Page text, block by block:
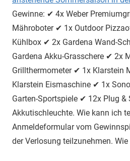
Gewinne: ✔ 4x Weber
Mähroboter ✔ 1x Outdoor
Kühlbox ✔ 2x Gardena Wand-
Gardena Akku-Grasschere ✔ 2x
Grillthermometer ✔ 1x Klarstein
Klarstein Eismaschine ✔ 1x
Garten-Sportspiele ✔ 12x Plug
Akkutischleuchte. Wie kann ich
Anmeldeformular vom
der Verlosung teilzunehmen.